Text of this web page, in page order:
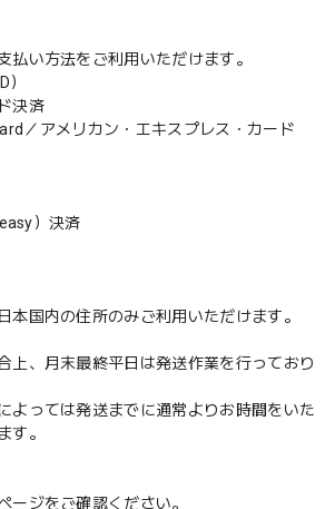
払い方法をご利用いただけます。
決済
アメリカン・エキスプレス・カード
）決済
本国内の住所のみご利用いただけます。
上、月末最終平日は発送作業を行っており
よっては発送までに通常よりお時間をいた
す。
ージをご確認ください。